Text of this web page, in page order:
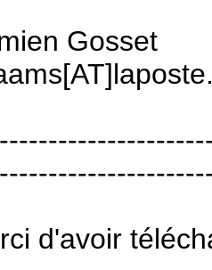
Gosset
d'avoir